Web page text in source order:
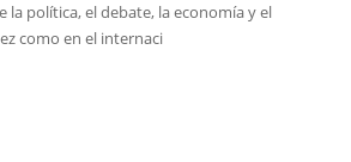
la política, el debate, la economía y el
como en el internaci